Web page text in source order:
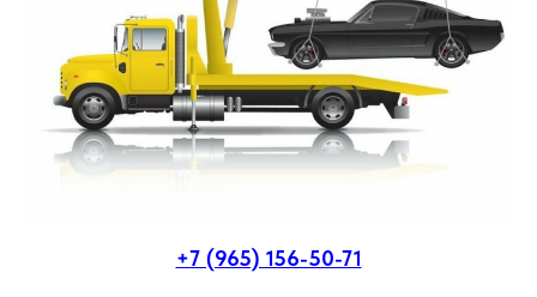
+7 (965) 156-50-71